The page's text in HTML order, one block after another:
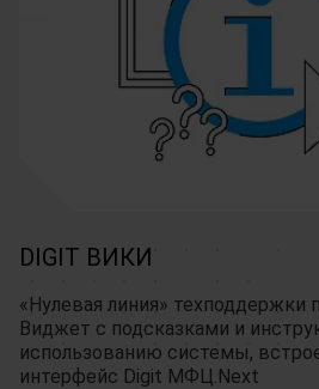
DIGIT ВИКИ
«Нулевая линия» техподдержки
Виджет с подсказками и
использованию системы,
интерфейс Digit МФЦ.Next